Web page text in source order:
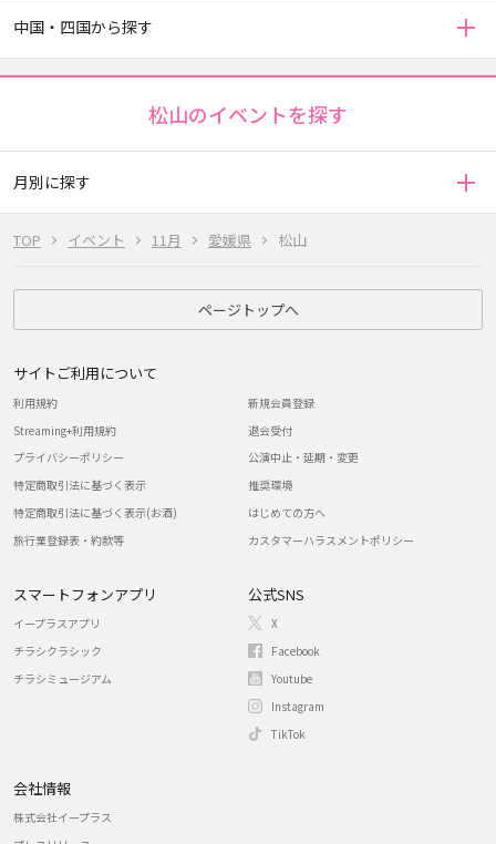
TOP イベント 11月 愛媛県 松山
中国・四国から探す
松山のイベントを探す
月別に探す
ページトップへ
サイトご利用について
利用規約
Streaming+利用規約
プライバシーポリシー
特定商取引法に基づく表示
特定商取引法に基づく表示(お酒)
旅行業登録表・約款等
新規会員登録
退会受付
公演中止・延期・変更
推奨環境
はじめての方へ
カスタマーハラスメントポリシー
スマートフォンアプリ
イープラスアプリ
チラシクラシック
チラシミュージアム
公式SNS
X
Facebook
Youtube
Instagram
TikTok
会社情報
株式会社イープラス